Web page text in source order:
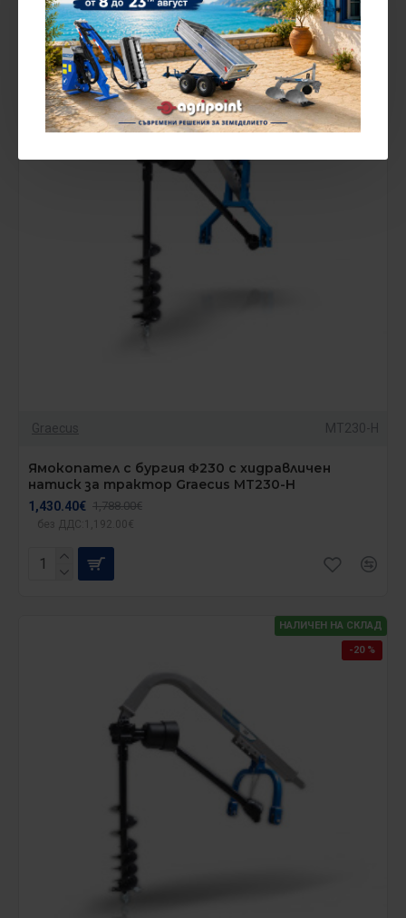
НАЛИЧЕН НА СКЛАД
-20 %
Graecus MT230-H
Ямокопател с бургия Φ230 с хидравличен
натиск за трактор Graecus MT230-H
1,430.40€ 1,788.00€
без ДДС:1,192.00€
НАЛИЧЕН НА СКЛАД
-20 %